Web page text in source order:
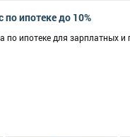
ипотеке до 10%
ипотеке для зарплатных и